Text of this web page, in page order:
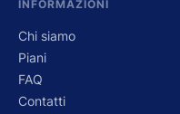
INFORMAZIONI
Chi siamo
Piani
FAQ
Contatti